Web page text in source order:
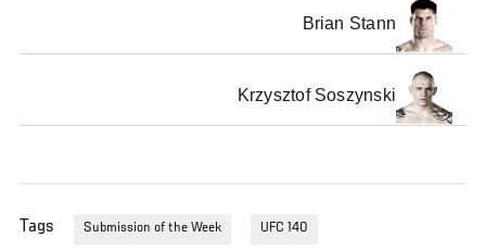
Brian Stann
Krzysztof Soszynski
Tags Submission of the Week UFC 140